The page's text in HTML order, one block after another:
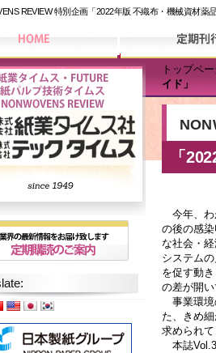
REVIEW 特別企画「2022年版 不織布・機械資材薬
トップペ
イド」
「
今年、わ
の後の感
な社会・
システム
を促す動
の差が開い
事業環境
た、きめ
求められて
本誌